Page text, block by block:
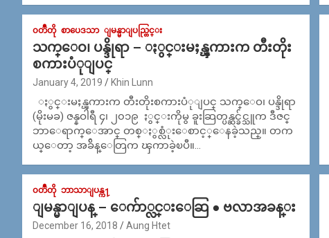
၀တၳဳတို စာပေဒသာ ျမန္မာျပည္တြင္း
သက္ေဝ၊ ပန္ဒိုရာ – ႏွင္းမႈန္ၾကားက တီးတိုး
စကားပံုျပင္
January 4, 2019 Khin Lunn
ႏွင္းမႈန္ၾကားက တီးတိုးစကားပံုျပင္ သက္ေဝ၊ ပန္ဒိုရာ
(မိုးမခ) ဇန္နဝါရီ ၄၊ ၂၀၁၉ ႏွင္းကိုမွ ခူးဆြတ္ပန္ဆင္ခ်င္သူက ဒီဇင္
ဘာေရာက္ေအာင္ တစ္ႏွစ္လံုးေစာင့္ေနခဲ့သည္။ တက
ယ္ေတာ့ အခ်ိန္ေတြက ၾကာခဲ့ၿပီ။…
၀တၳဳတို ဘာသာျပန္က႑
ျမန္မာျပန္ – ေက်ာ္လင္းေဆြ ● ဗလာအခန္း
December 16, 2018 Aung Htet